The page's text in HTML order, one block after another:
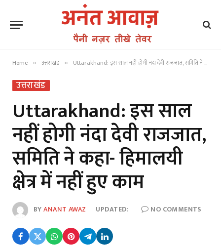
Home » उत्तराखंड » Uttarakhand: इस साल नहीं होगी नंदा देवी राजजात, समिति ने कहा- हिमालयी क्षेत्र में नहीं हुए काम
उत्तराखंड
Uttarakhand: इस साल
नहीं होगी नंदा देवी राजजात,
समिति ने कहा- हिमालयी
क्षेत्र में नहीं हुए काम
BYANANT AWAZ UPDATED: NO COMMENTS